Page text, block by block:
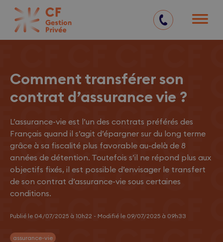
Comment transférer son
contrat d’assurance vie ?
L’assurance-vie est l’un des contrats préférés des
Français quand il s’agit d’épargner sur du long terme
grâce à sa fiscalité plus favorable au-delà de 8
années de détention. Toutefois s’il ne répond plus aux
objectifs fixés, il est possible d’envisager le transfert
de son contrat d’assurance-vie sous certaines
conditions.
Publié le 04/07/2025 à 10h22 - Modifié le 09/07/2025 à 09h33
assurance-vie